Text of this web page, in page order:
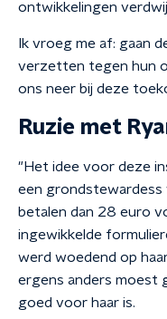
ontwikkelingen
Ik vroeg me af: gaan
verzetten tegen hun
ons neer bij deze
Ruzie met
"Het idee voor deze
een grondstewardess
betalen dan 28 euro
ingewikkelde
werd woedend op
ergens anders moest
goed voor haar is.